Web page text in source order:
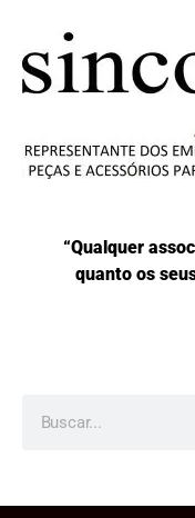
“Qualquer
quanto os